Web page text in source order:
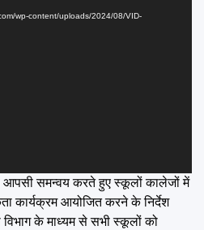
wp-content/uploads/2024/08/VID-
आपसी समन्वय करते हुए स्कूलों कालेजों में
कार्यक्रम आयोजित करने के निर्देश
विभाग के माध्यम से सभी स्कूलों को